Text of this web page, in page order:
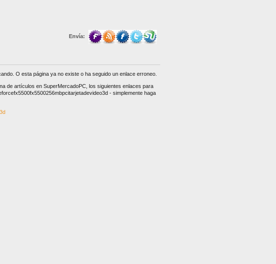
Envía:
O esta página ya no existe o ha seguido un enlace erroneo.
de artículos en SuperMercadoPC, los siguientes enlaces para
- simplemente haga